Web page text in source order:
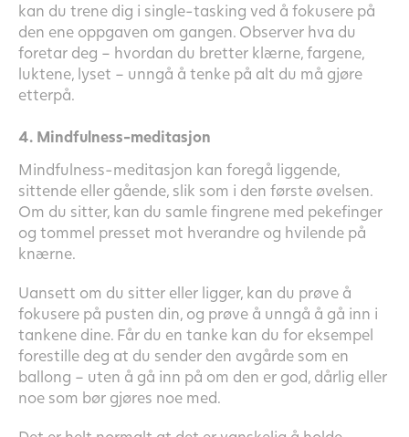
kan du trene dig i single-tasking ved å fokusere på
den ene oppgaven om gangen. Observer hva du
foretar deg – hvordan du bretter klærne, fargene,
luktene, lyset – unngå å tenke på alt du må gjøre
etterpå.
4. Mindfulness-meditasjon
Mindfulness-meditasjon kan foregå liggende,
sittende eller gående, slik som i den første øvelsen.
Om du sitter, kan du samle fingrene med pekefinger
og tommel presset mot hverandre og hvilende på
knærne.
Uansett om du sitter eller ligger, kan du prøve å
fokusere på pusten din, og prøve å unngå å gå inn i
tankene dine. Får du en tanke kan du for eksempel
forestille deg at du sender den avgårde som en
ballong – uten å gå inn på om den er god, dårlig eller
noe som bør gjøres noe med.